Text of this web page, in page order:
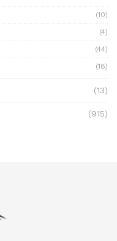
(10)
(4)
(44)
(18)
(13)
(915)